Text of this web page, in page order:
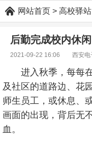
网站首页 > 高校驿站
后勤完成校内休
2021-09-22 16:06 西安电
进入秋季，每每
及社区的道路边、花
师生员工，或休息、
画面的出现，背后无
血。